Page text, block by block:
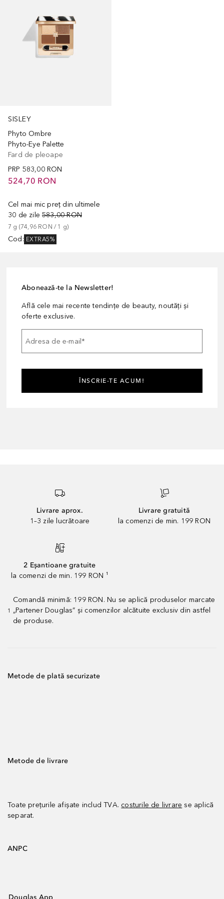
SISLEY
Phyto Ombre
Phyto-Eye Palette
Fard de pleoape
PRP 583,00 RON
524,70 RON
Cel mai mic preț din ultimele
30 de zile 583,00 RON
7 g (74,96 RON / 1 g)
Cod : EXTRA5%
Abonează-te la Newsletter!
Află cele mai recente tendințe de beauty, noutăți și
oferte exclusive.
Adresa de e-mail *
ÎNSCRIE-TE ACUM!
Livrare aprox.
1–3 zile lucrătoare
Livrare gratuită
la comenzi de min. 199 RON
2 Eșantioane gratuite
la comenzi de min. 199 RON ¹
1
Comandă minimă: 199 RON. Nu se aplică produselor marcate
„Partener Douglas” și comenzilor alcătuite exclusiv din astfel
de produse.
Metode de plată securizate
Metode de livrare
Toate prețurile afișate includ TVA. costurile de livrare se aplică
separat.
ANPC
Douglas App